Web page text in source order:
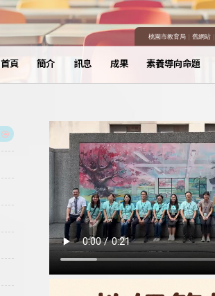
桃園市教育局｜ 舊網站｜
首頁 簡介 訊息 成果 素養導向命題